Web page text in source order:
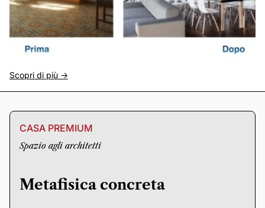
Scopri di più ->
CASA PREMIUM
Spazio agli architetti
Metafisica concreta